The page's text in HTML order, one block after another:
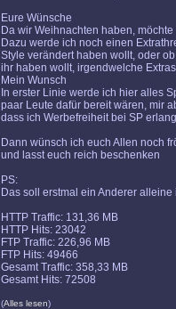
Eure Wünsche
Da wir Weihnachten haben,
Dazu werde ich noch einen
Style verändert haben wollt, oder
ihr haben wollt, irgendwelche
Mein Wunsch
In erster Linie werde ich hier alles
paar Leute dafür bereit wären, mir
dass ich Werbefreiheit bei SP
Dann wünsch ich euch Allen noch
und lasst euch reich beschenken
PS:
Das soll erstmal ein Anderer
HTTP Traffic: 131,36 MB
HTTP Hits: 23042
FTP Traffic: 226,96 MB
FTP Hits: 49466
Gesamt Traffic: 358,33 MB
Gesamt Hits: 72508
(Alles lesen)